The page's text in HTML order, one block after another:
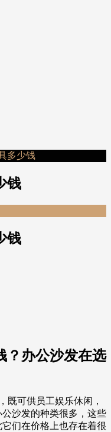
多少钱
钱
钱
？办公沙发在选
既可供员工娱乐休闲，
沙发的种类很多，这些
们在价格上也存在着很